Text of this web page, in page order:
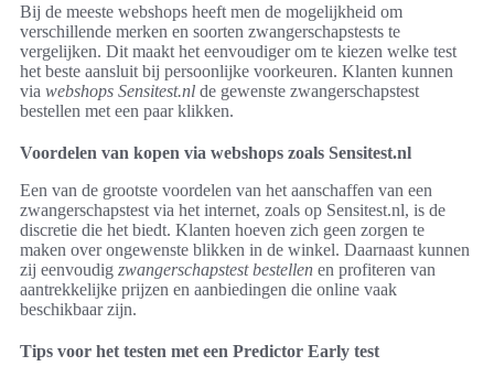
Bij de meeste webshops heeft men de mogelijkheid om
verschillende merken en soorten zwangerschapstests te
vergelijken. Dit maakt het eenvoudiger om te kiezen welke test
het beste aansluit bij persoonlijke voorkeuren. Klanten kunnen
via webshops Sensitest.nl de gewenste zwangerschapstest
bestellen met een paar klikken.
Voordelen van kopen via webshops zoals Sensitest.nl
Een van de grootste voordelen van het aanschaffen van een
zwangerschapstest via het internet, zoals op Sensitest.nl, is de
discretie die het biedt. Klanten hoeven zich geen zorgen te
maken over ongewenste blikken in de winkel. Daarnaast kunnen
zij eenvoudig zwangerschapstest bestellen en profiteren van
aantrekkelijke prijzen en aanbiedingen die online vaak
beschikbaar zijn.
Tips voor het testen met een Predictor Early test